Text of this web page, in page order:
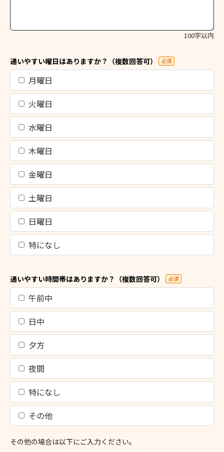
100字以内
通いやすい曜日はありますか？（複数回答可） 必須
月曜日
火曜日
水曜日
木曜日
金曜日
土曜日
日曜日
特になし
通いやすい時間帯はありますか？（複数回答可） 必須
午前中
日中
夕方
夜間
特になし
その他
その他の場合は以下にご入力ください。